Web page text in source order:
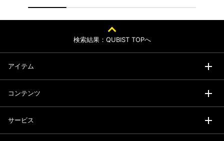
検索結果：QUBIST TOPへ
アイテム
コンテンツ
サービス